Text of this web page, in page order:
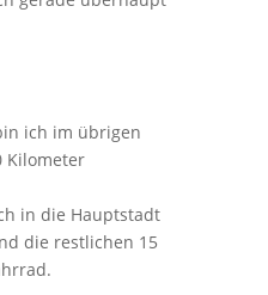
ich im übrigen
Kilometer
in die Hauptstadt
die restlichen 15